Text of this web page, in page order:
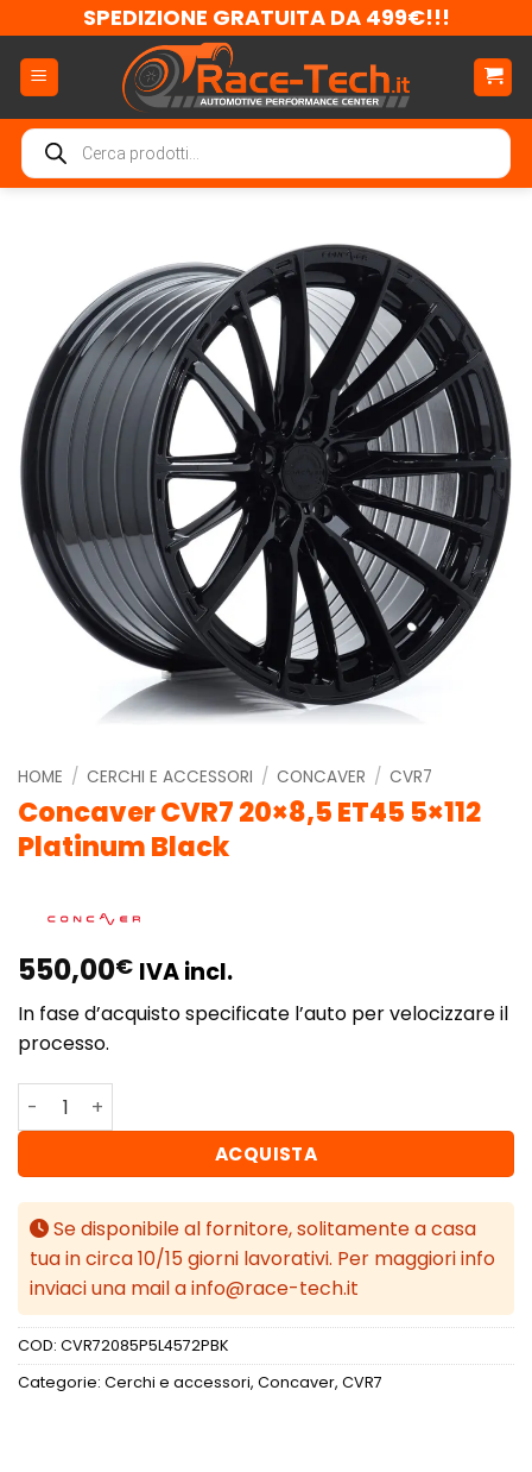
ai
contenuti
SPEDIZIONE GRATUITA DA 499€!!!
Ricerca
prodotti
HOME / CERCHI E ACCESSORI / CONCAVER / CVR7
Concaver CVR7 20×8,5 ET45 5×112
Platinum Black
550,00€ IVA incl.
In fase d’acquisto specificate l’auto per velocizzare il
processo.
Concaver CVR7 20x8,5 ET45 5x112 Platinum Black
ACQUISTA
Se disponibile al fornitore, solitamente a casa
tua in circa 10/15 giorni lavorativi. Per maggiori info
inviaci una mail a info@race-tech.it
COD: CVR72085P5L4572PBK
Categorie: Cerchi e accessori, Concaver, CVR7